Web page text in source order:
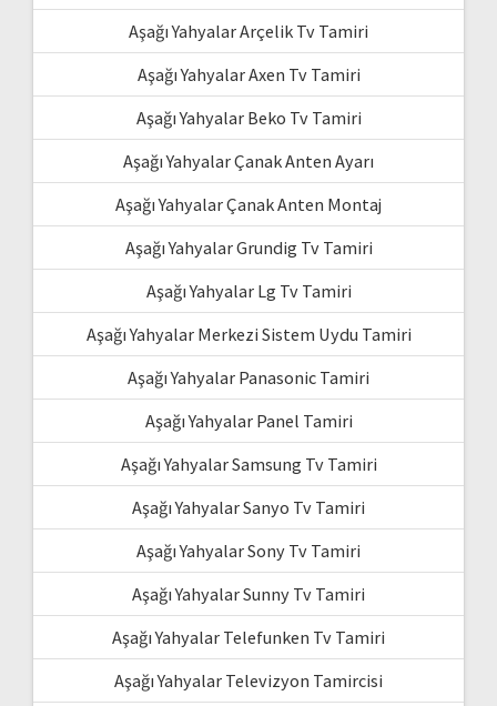
Aşağı Yahyalar Arçelik Tv Tamiri
Aşağı Yahyalar Axen Tv Tamiri
Aşağı Yahyalar Beko Tv Tamiri
Aşağı Yahyalar Çanak Anten Ayarı
Aşağı Yahyalar Çanak Anten Montaj
Aşağı Yahyalar Grundig Tv Tamiri
Aşağı Yahyalar Lg Tv Tamiri
Aşağı Yahyalar Merkezi Sistem Uydu Tamiri
Aşağı Yahyalar Panasonic Tamiri
Aşağı Yahyalar Panel Tamiri
Aşağı Yahyalar Samsung Tv Tamiri
Aşağı Yahyalar Sanyo Tv Tamiri
Aşağı Yahyalar Sony Tv Tamiri
Aşağı Yahyalar Sunny Tv Tamiri
Aşağı Yahyalar Telefunken Tv Tamiri
Aşağı Yahyalar Televizyon Tamircisi